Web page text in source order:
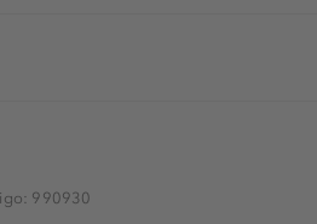
990930